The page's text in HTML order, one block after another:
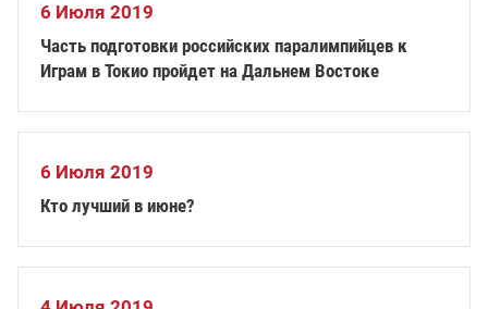
6 Июля 2019
Часть подготовки российских паралимпийцев к
Играм в Токио пройдет на Дальнем Востоке
6 Июля 2019
Кто лучший в июне?